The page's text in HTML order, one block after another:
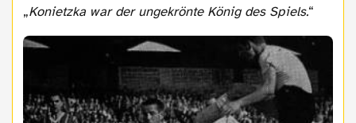
„Konietzka war der ungekrönte König des Spiels.“